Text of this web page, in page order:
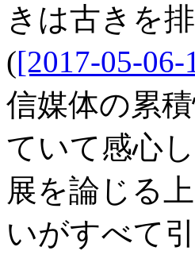
きは古きを
([2017-05-06-
信媒体の累
ていて感心
展を論じる
いがすべて